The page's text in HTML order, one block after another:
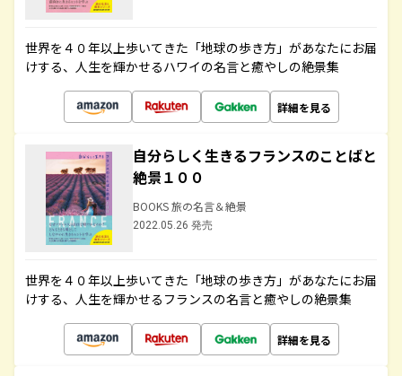
世界を４０年以上歩いてきた「地球の歩き方」があなたにお届
けする、人生を輝かせるハワイの名言と癒やしの絶景集
詳細を見る
自分らしく生きるフランスのことばと
絶景１００
BOOKS 旅の名言＆絶景
2022.05.26 発売
世界を４０年以上歩いてきた「地球の歩き方」があなたにお届
けする、人生を輝かせるフランスの名言と癒やしの絶景集
詳細を見る